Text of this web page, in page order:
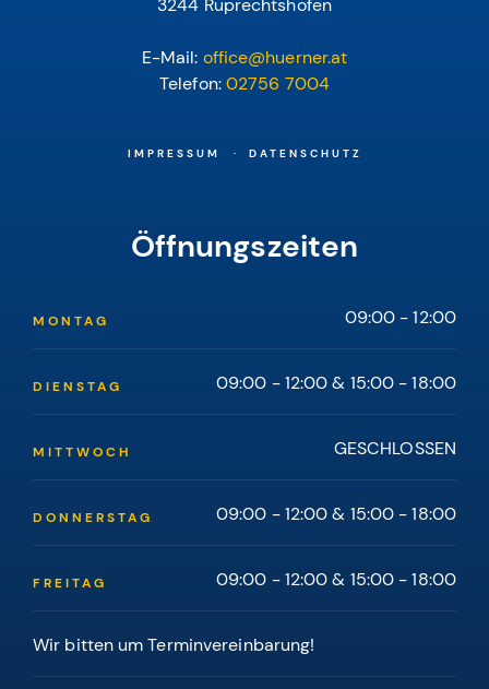
3244 Ruprechtshofen
E-Mail: office@huerner.at
Telefon:02756 7004
IMPRESSUM DATENSCHUTZ
Öffnungszeiten
MONTAG 09:00 - 12:00
DIENSTAG 09:00 - 12:00 & 15:00 - 18:00
MITTWOCH GESCHLOSSEN
DONNERSTAG 09:00 - 12:00 & 15:00 - 18:00
FREITAG 09:00 - 12:00 & 15:00 - 18:00
Wir bitten um Terminvereinbarung!